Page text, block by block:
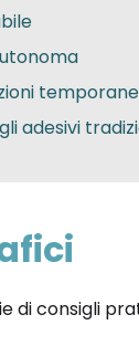
adesivi
di consigli